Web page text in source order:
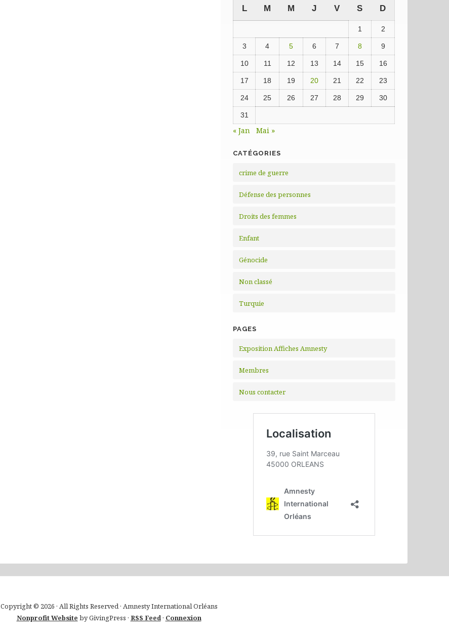
L M M J V S D
1 2
3 4 5 6 7 8 9
10 11 12 13 14 15 16
17 18 19 20 21 22 23
24 25 26 27 28 29 30
31
« Jan Mai »
CATÉGORIES
crime de guerre
Défense des personnes
Droits des femmes
Enfant
Génocide
Non classé
Turquie
PAGES
Exposition Affiches Amnesty
Membres
Nous contacter
Copyright © 2026 · All Rights Reserved · Amnesty International Orléans
Nonprofit Website by GivingPress · RSS Feed· Connexion